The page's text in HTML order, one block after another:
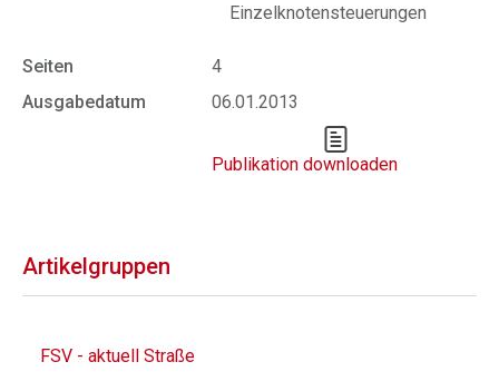
Einzelknotensteuerungen
Seiten
4
Ausgabedatum
06.01.2013
Publikation downloaden
Artikelgruppen
FSV - aktuell Straße